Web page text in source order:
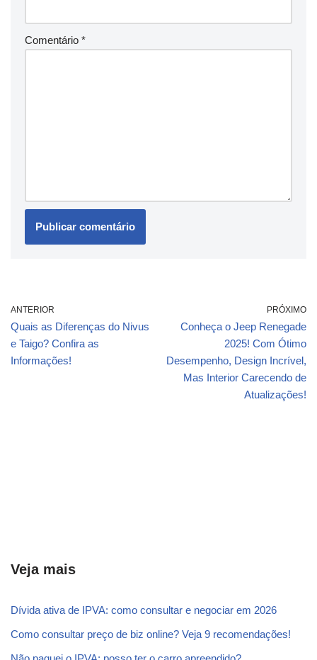
Comentário *
ANTERIOR
Quais as Diferenças do Nivus
e Taigo? Confira as
Informações!
PRÓXIMO
Conheça o Jeep Renegade
2025! Com Ótimo
Desempenho, Design Incrível,
Mas Interior Carecendo de
Atualizações!
Veja mais
Dívida ativa de IPVA: como consultar e negociar em 2026
Como consultar preço de biz online? Veja 9 recomendações!